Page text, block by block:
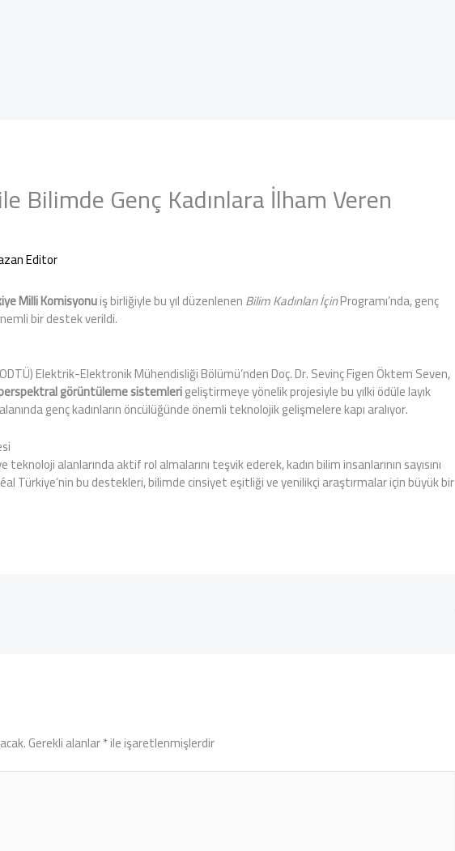
Bilimde Genç Kadınlara İlham Veren
Editor
Milli Komisyonuiş birliğiyle bu yıl düzenlenenBilim Kadınları İçinProgramı’nda, genç
bir destek verildi.
Elektrik-Elektronik Mühendisliği Bölümü’nden Doç. Dr. Sevinç Figen Öktem Seven,
görüntüleme sistemlerigeliştirmeye yönelik projesiyle bu yılki ödüle layık
genç kadınların öncülüğünde önemli teknolojik gelişmelere kapı aralıyor.
teknoloji alanlarında aktif rol almalarını teşvik ederek, kadın bilim insanlarının sayısını
Türkiye’nin bu destekleri, bilimde cinsiyet eşitliği ve yenilikçi araştırmalar için büyük bir
Gerekli alanlar*ile işaretlenmişlerdir